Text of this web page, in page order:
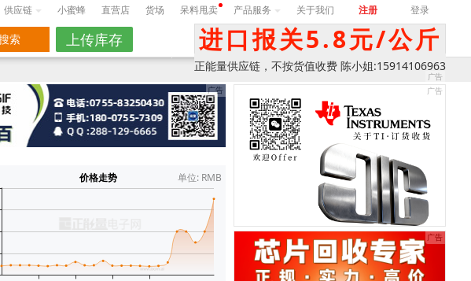
供应链 小蜜蜂 直营店 货场 呆料甩卖 产品服务 关于我们 注册 登录
进口报关5.8元/公斤
正能量供应链，不按货值收费 陈小姐:15914106963
价格走势 单位: RMB
仓库 卖家说明/品质/货期 询价